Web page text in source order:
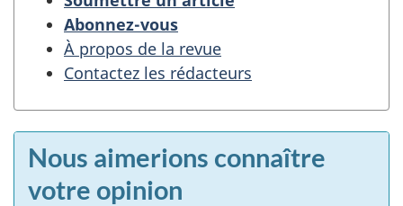
Abonnez-vous
À propos de la revue
Contactez les rédacteurs
Nous aimerions connaître
votre opinion